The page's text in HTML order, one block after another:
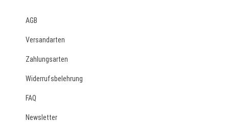
AGB
Versandarten
Zahlungsarten
Widerrufsbelehrung
FAQ
Newsletter